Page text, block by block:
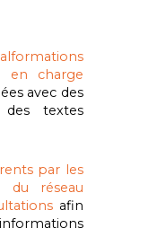
en charge
avec des
textes
par les
du réseau
afin